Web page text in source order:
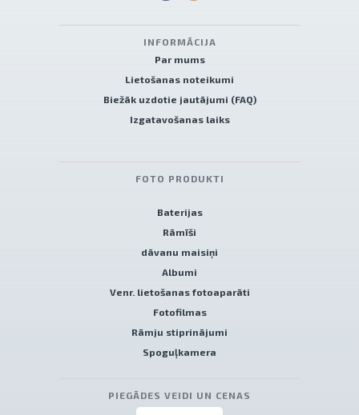
INFORMĀCIJA
Par mums
Lietošanas noteikumi
Biežāk uzdotie jautājumi (FAQ)
Izgatavošanas laiks
FOTO PRODUKTI
Baterijas
Rāmīši
dāvanu maisiņi
Albumi
Venr. lietošanas fotoaparāti
Fotofilmas
Rāmju stiprinājumi
Spoguļkamera
PIEGĀDES VEIDI UN CENAS